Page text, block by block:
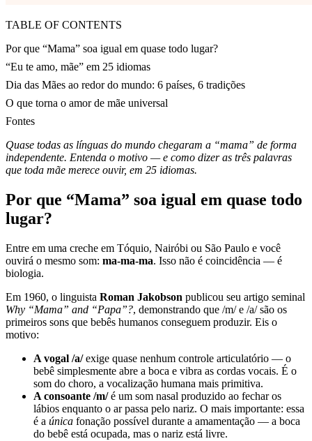
TABLE OF CONTENTS
Por que “Mama” soa igual em quase todo lugar?
“Eu te amo, mãe” em 25 idiomas
Dia das Mães ao redor do mundo: 6 países, 6 tradições
O que torna o amor de mãe universal
Fontes
Quase todas as línguas do mundo chegaram a “mama” de forma
independente. Entenda o motivo — e como dizer as três palavras
que toda mãe merece ouvir, em 25 idiomas.
Por que “Mama” soa igual em quase todo
lugar?
Entre em uma creche em Tóquio, Nairóbi ou São Paulo e você
ouvirá o mesmo som: ma-ma-ma. Isso não é coincidência — é
biologia.
Em 1960, o linguista Roman Jakobson publicou seu artigo seminal
Why “Mama” and “Papa”?, demonstrando que /m/ e /a/ são os
primeiros sons que bebês humanos conseguem produzir. Eis o
motivo:
A vogal /a/exige quase nenhum controle articulatório — o
bebê simplesmente abre a boca e vibra as cordas vocais. É o
som do choro, a vocalização humana mais primitiva.
A consoante /m/é um som nasal produzido ao fechar os
lábios enquanto o ar passa pelo nariz. O mais importante: essa
é a única fonação possível durante a amamentação — a boca
do bebê está ocupada, mas o nariz está livre.